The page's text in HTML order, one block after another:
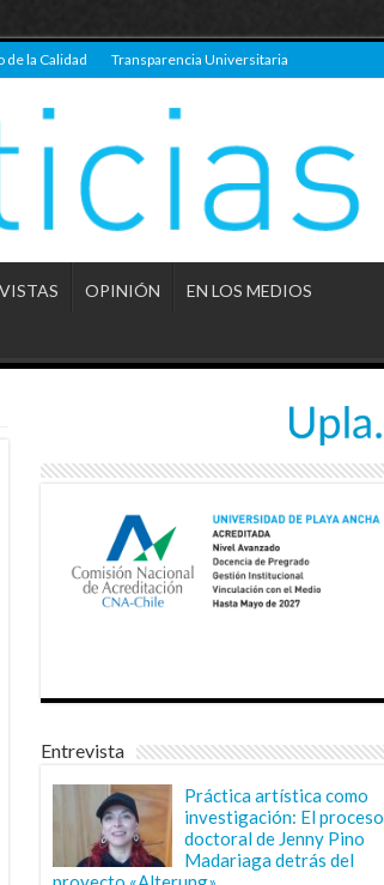
la Calidad Transparencia Universitaria
OPINIÓN EN LOS MEDIOS
Entrevista
Práctica artística como
investigación: El proceso
doctoral de Jenny Pino
Madariaga detrás del